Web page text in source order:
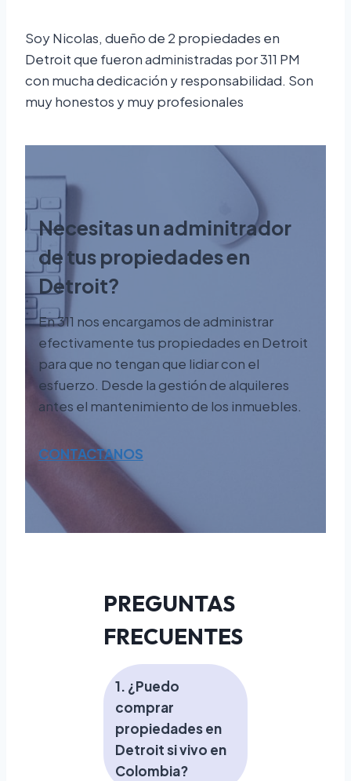
Soy Nicolas, dueño de 2 propiedades en
Detroit que fueron administradas por 311 PM
con mucha dedicación y responsabilidad. Son
muy honestos y muy profesionales
Necesitas un adminitrador
de tus propiedades en
Detroit?
En 311 nos encargamos de administrar
efectivamente tus propiedades en Detroit
para que no tengan que lidiar con el
esfuerzo. Desde la gestión de alquileres
antes el mantenimiento de los inmuebles.
CONTACTANOS
PREGUNTAS
FRECUENTES
1. ¿Puedo
comprar
propiedades en
Detroit si vivo en
Colombia?